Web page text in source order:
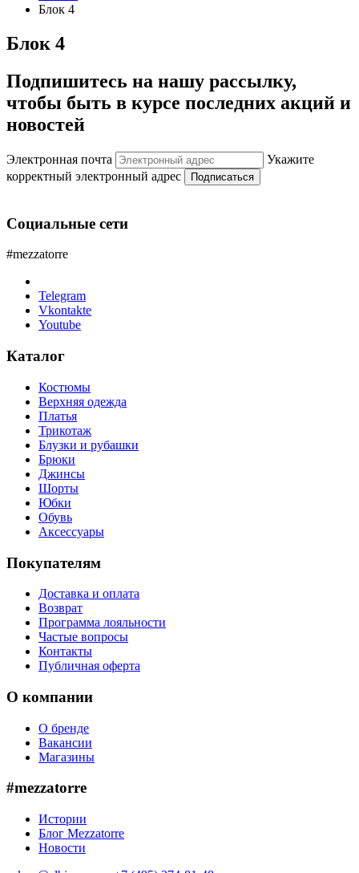
Блок 4
Блок 4
Подпишитесь на нашу рассылку,
чтобы быть в курсе последних акций и
новостей
Электронная почта
Укажите
корректный электронный адрес
Подписаться
Социальные сети
#mezzatorre
Telegram
Vkontakte
Youtube
Каталог
Костюмы
Верхняя одежда
Платья
Трикотаж
Блузки и рубашки
Брюки
Джинсы
Шорты
Юбки
Обувь
Аксессуары
Покупателям
Доставка и оплата
Возврат
Программа лояльности
Частые вопросы
Контакты
Публичная оферта
О компании
О бренде
Вакансии
Магазины
#mezzatorre
Истории
Блог Mezzatorre
Новости